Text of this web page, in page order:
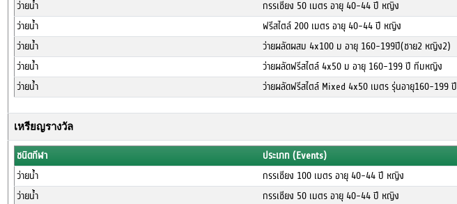
ว่ายน้ำ
กรรเชียง 50 เมตร อายุ 40-44 ปี หญิง
ว่ายน้ำ
ฟรีสไตล์ 200 เมตร อายุ 40-44 ปี หญิง
ว่ายน้ำ
ว่ายผลัดผสม 4x100 ม อายุ 160-199ปี(ชาย2 หญิง2)
ว่ายน้ำ
ว่ายผลัดฟรีสไตล์ 4x50 ม อายุ 160-199 ปี ทีมหญิง
ว่ายน้ำ
ว่ายผลัดฟรีสไตล์ Mixed 4x50 เมตร รุ่นอายุ160-199 ปี
เหรียญรางวัล
ชนิดกีฬา ประเภท (Events)
ว่ายน้ำ
กรรเชียง 100 เมตร อายุ 40-44 ปี หญิง
ว่ายน้ำ
กรรเชียง 50 เมตร อายุ 40-44 ปี หญิง